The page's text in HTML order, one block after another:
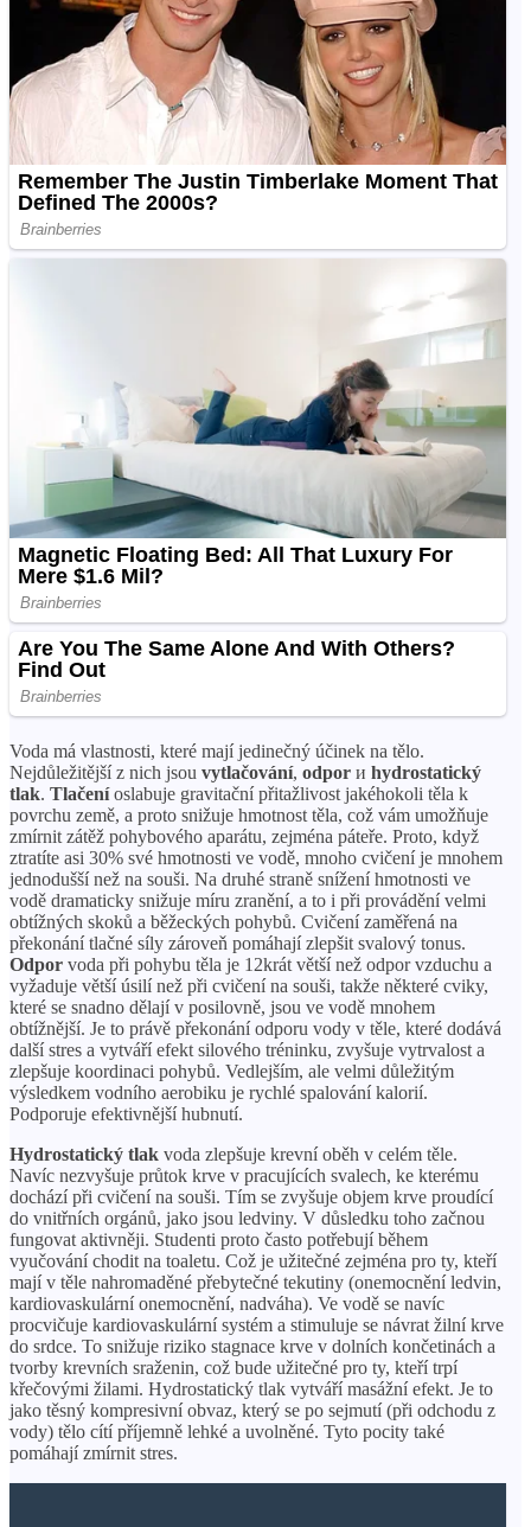
Voda má vlastnosti, které mají jedinečný účinek na tělo.
Nejdůležitější z nich jsou vytlačování, odpor и hydrostatický
tlak. Tlačeníoslabuje gravitační přitažlivost jakéhokoli těla k
povrchu země, a proto snižuje hmotnost těla, což vám umožňuje
zmírnit zátěž pohybového aparátu, zejména páteře. Proto, když
ztratíte asi 30% své hmotnosti ve vodě, mnoho cvičení je mnohem
jednodušší než na souši. Na druhé straně snížení hmotnosti ve
vodě dramaticky snižuje míru zranění, a to i při provádění velmi
obtížných skoků a běžeckých pohybů. Cvičení zaměřená na
překonání tlačné síly zároveň pomáhají zlepšit svalový tonus.
Odpor voda při pohybu těla je 12krát větší než odpor vzduchu a
vyžaduje větší úsilí než při cvičení na souši, takže některé cviky,
které se snadno dělají v posilovně, jsou ve vodě mnohem
obtížnější. Je to právě překonání odporu vody v těle, které dodává
další stres a vytváří efekt silového tréninku, zvyšuje vytrvalost a
zlepšuje koordinaci pohybů. Vedlejším, ale velmi důležitým
výsledkem vodního aerobiku je rychlé spalování kalorií.
Podporuje efektivnější hubnutí.
Hydrostatický tlak voda zlepšuje krevní oběh v celém těle.
Navíc nezvyšuje průtok krve v pracujících svalech, ke kterému
dochází při cvičení na souši. Tím se zvyšuje objem krve proudící
do vnitřních orgánů, jako jsou ledviny. V důsledku toho začnou
fungovat aktivněji. Studenti proto často potřebují během
vyučování chodit na toaletu. Což je užitečné zejména pro ty, kteří
mají v těle nahromaděné přebytečné tekutiny (onemocnění ledvin,
kardiovaskulární onemocnění, nadváha). Ve vodě se navíc
procvičuje kardiovaskulární systém a stimuluje se návrat žilní krve
do srdce. To snižuje riziko stagnace krve v dolních končetinách a
tvorby krevních sraženin, což bude užitečné pro ty, kteří trpí
křečovými žilami. Hydrostatický tlak vytváří masážní efekt. Je to
jako těsný kompresivní obvaz, který se po sejmutí (při odchodu z
vody) tělo cítí příjemně lehké a uvolněné. Tyto pocity také
pomáhají zmírnit stres.